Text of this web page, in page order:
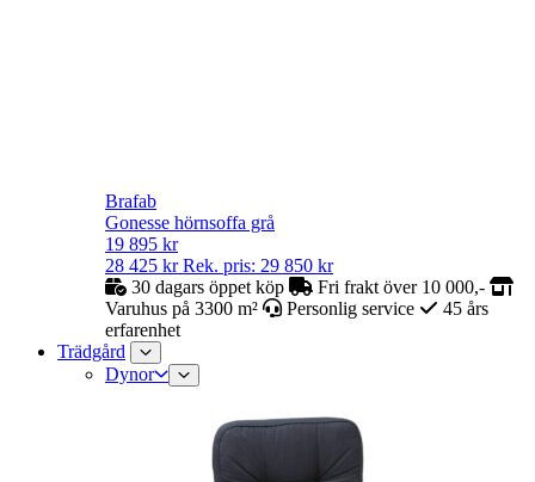
Brafab
Gonesse hörnsoffa grå
19 895 kr
28 425 kr Rek. pris: 29 850 kr
30 dagars öppet köp
Fri frakt över 10 000,-
Varuhus på 3300 m²
Personlig service
45 års
erfarenhet
Trädgård
Dynor